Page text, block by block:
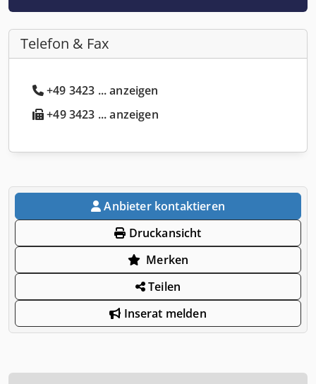
Telefon & Fax
+49 3423 ... anzeigen
+49 3423 ... anzeigen
Anbieter kontaktieren
Druckansicht
Merken
Teilen
Inserat melden